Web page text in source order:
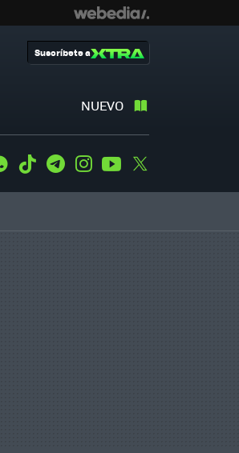
NUEVO
Suscríbete a
WhatsApp
Tiktok TelegramInstagramYoutube